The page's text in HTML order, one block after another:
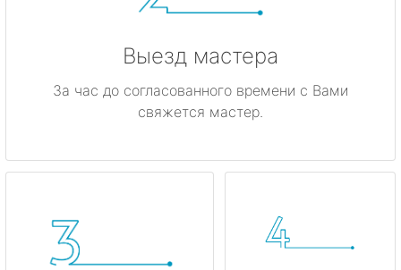
Выезд мастера
За час до согласованного времени с Вами
свяжется мастер.